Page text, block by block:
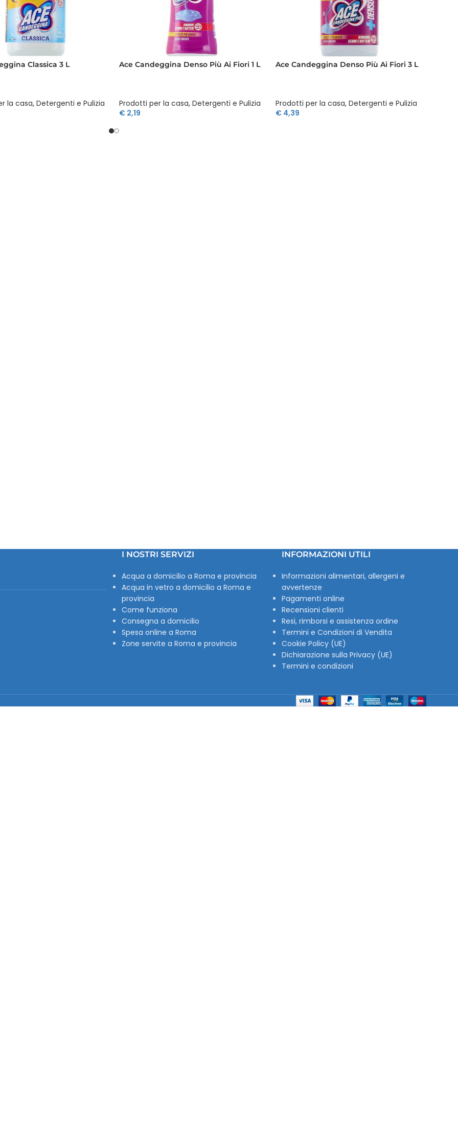
Classica 3 L
la casa, Detergenti e Pulizia
Ace Candeggina Denso Più Ai Fiori 1 L
Prodotti per la casa, Detergenti e Pulizia
€ 2,19
Ace Candeggina Denso Più Ai Fiori 3 L
Prodotti per la casa, Detergenti e Pulizia
€4,39
I NOSTRI SERVIZI
Acqua a domicilio a Roma e provincia
Acqua in vetro a domicilio a Roma e
provincia
Come funziona
Consegna a domicilio
Spesa online a Roma
Zone servite a Roma e provincia
INFORMAZIONI UTILI
Informazioni alimentari, allergeni e
avvertenze
Pagamenti online
Recensioni clienti
Resi, rimborsi e assistenza ordine
Termini e Condizioni di Vendita
Cookie Policy (UE)
Dichiarazione sulla Privacy (UE)
Termini e condizioni